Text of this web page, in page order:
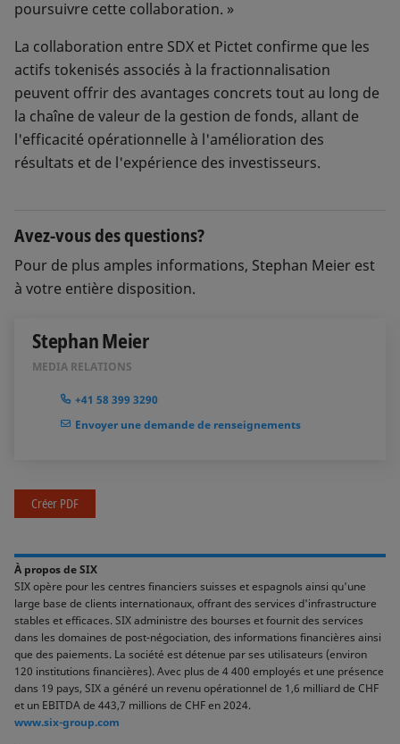
poursuivre cette collaboration. »
La collaboration entre SDX et Pictet confirme que les
actifs tokenisés associés à la fractionnalisation
peuvent offrir des avantages concrets tout au long de
la chaîne de valeur de la gestion de fonds, allant de
l'efficacité opérationnelle à l'amélioration des
résultats et de l'expérience des investisseurs.
Avez-vous des questions?
Pour de plus amples informations, Stephan Meier est
à votre entière disposition.
Stephan Meier
MEDIA RELATIONS
+41 58 399 3290
Envoyer une demande de renseignements
Créer PDF
À propos de SIX
SIX opère pour les centres financiers suisses et espagnols ainsi qu'une
large base de clients internationaux, offrant des services d'infrastructure
stables et efficaces. SIX administre des bourses et fournit des services
dans les domaines de post-négociation, des informations financières ainsi
que des paiements. La société est détenue par ses utilisateurs (environ
120 institutions financières). Avec plus de 4 400 employés et une présence
dans 19 pays, SIX a généré un revenu opérationnel de 1,6 milliard de CHF
et un EBITDA de 443,7 millions de CHF en 2024.
www.six-group.com